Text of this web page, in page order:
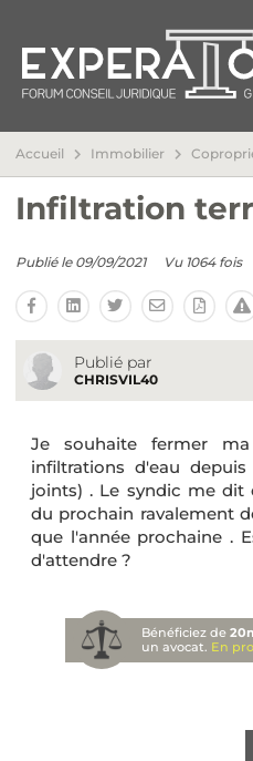
Accueil Immobilier
Infiltration
Publié le 09/09/2021 Vu 1064 fois
Publié par
CHRISVIL40
Je souhaite fermer
infiltrations d'eau
joints) . Le syndic me dit
du prochain ravalement
que l'année prochaine .
d'attendre ?
Bénéficiez de
un avocat. En